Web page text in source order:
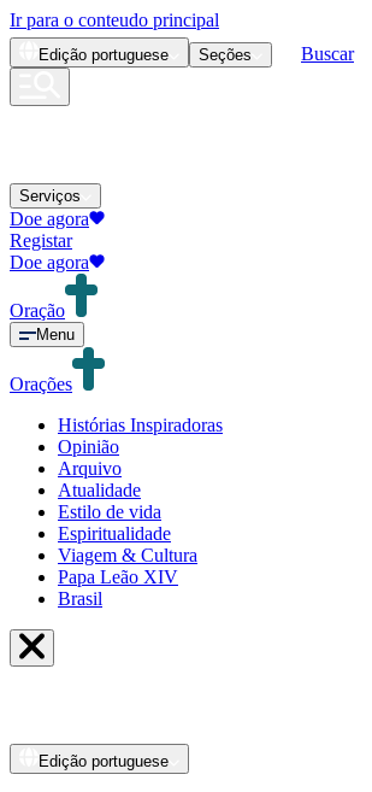
Ir para o conteudo principal
Edição portuguese Seções Buscar
Serviços
Doe agora
Registar
Doe agora
Oração
Menu
Orações
Histórias Inspiradoras
Opinião
Arquivo
Atualidade
Estilo de vida
Espiritualidade
Viagem & Cultura
Papa Leão XIV
Brasil
Edição portuguese